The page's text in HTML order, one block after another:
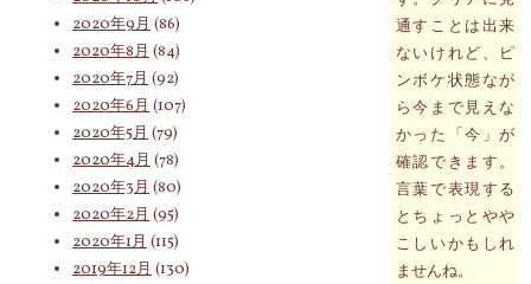
通すことは出来
ないけれど、ピ
ンボケ状態なが
ら今まで見えな
かった「今」が
確認できます。
言葉で表現する
とちょっとやや
こしいかもしれ
ませんね。
2020年9月 (86)
2020年8月 (84)
2020年7月 (92)
2020年6月 (107)
2020年5月 (79)
2020年4月 (78)
2020年3月 (80)
2020年2月 (95)
2020年1月 (115)
2019年12月 (130)